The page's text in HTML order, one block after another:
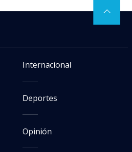
Internacional
Deportes
Opinión